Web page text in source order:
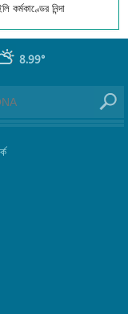
নিন্দা
8.99°